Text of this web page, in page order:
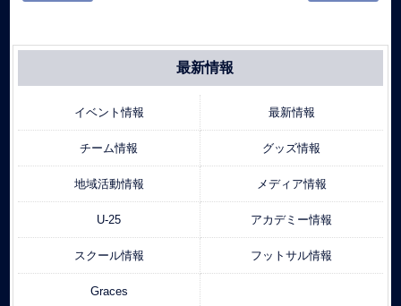
最新情報
イベント情報 最新情報
チーム情報 グッズ情報
地域活動情報 メディア情報
U-25 アカデミー情報
スクール情報 フットサル情報
Graces